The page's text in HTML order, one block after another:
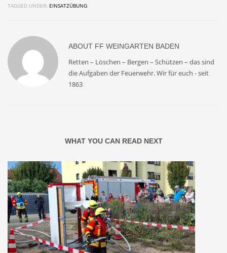
TAGGED UNDER: EINSATZÜBUNG
ABOUT FF WEINGARTEN BADEN
Retten – Löschen – Bergen – Schützen – das sind
die Aufgaben der Feuerwehr. Wir für euch - seit
1863
WHAT YOU CAN READ NEXT